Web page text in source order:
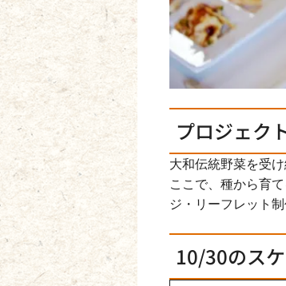
プロジェク
大和伝統野菜を受
ここで、種から育
ジ・リーフレット
10/30のス